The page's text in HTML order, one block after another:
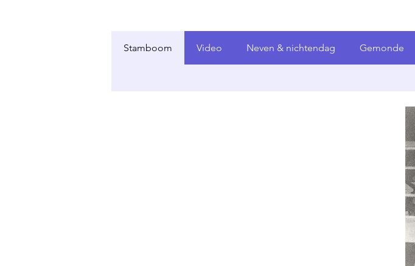
Stamboom Video Neven & nichtendag Gemonde